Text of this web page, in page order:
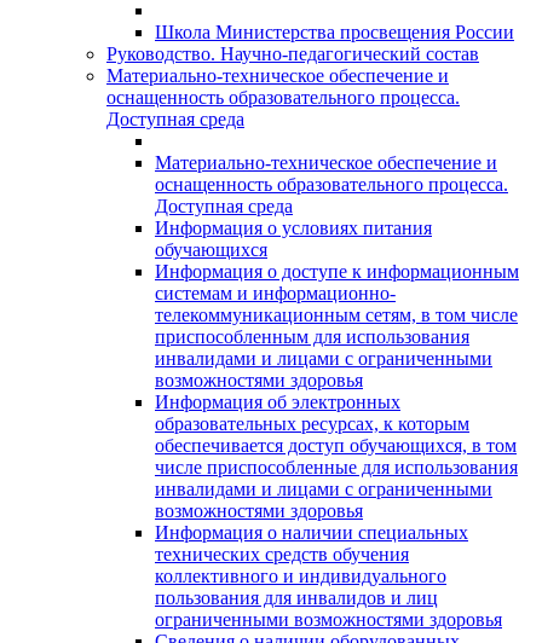
Школа Министерства просвещения России
Руководство. Научно-педагогический состав
Материально-техническое обеспечение и
оснащенность образовательного процесса.
Доступная среда
Материально-техническое обеспечение и
оснащенность образовательного процесса.
Доступная среда
Информация о условиях питания
обучающихся
Информация о доступе к информационным
системам и информационно-
телекоммуникационным сетям, в том числе
приспособленным для использования
инвалидами и лицами с ограниченными
возможностями здоровья
Информация об электронных
образовательных ресурсах, к которым
обеспечивается доступ обучающихся, в том
числе приспособленные для использования
инвалидами и лицами с ограниченными
возможностями здоровья
Информация о наличии специальных
технических средств обучения
коллективного и индивидуального
пользования для инвалидов и лиц
ограниченными возможностями здоровья